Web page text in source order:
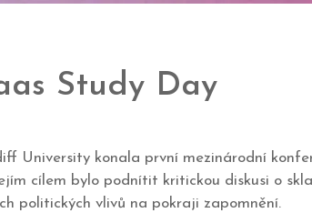
Study Day
University konala první mezinárodní
cílem bylo podnítit kritickou diskusi o
politických vlivů na pokraji zapomnění.